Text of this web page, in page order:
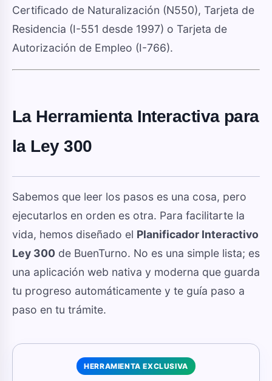
Certificado de Naturalización (N550), Tarjeta de
Residencia (I-551 desde 1997) o Tarjeta de
Autorización de Empleo (I-766).
La Herramienta Interactiva para
la Ley 300
Sabemos que leer los pasos es una cosa, pero
ejecutarlos en orden es otra. Para facilitarte la
vida, hemos diseñado el Planificador Interactivo
Ley 300 de BuenTurno. No es una simple lista; es
una aplicación web nativa y moderna que guarda
tu progreso automáticamente y te guía paso a
paso en tu trámite.
HERRAMIENTA EXCLUSIVA